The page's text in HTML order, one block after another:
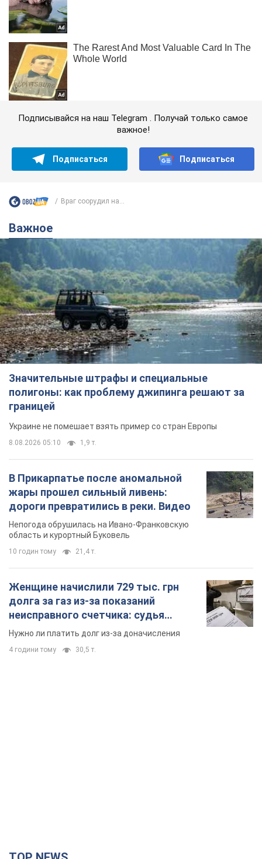
Подписывайся на наш Telegram . Получай только самое
важное!
Подписаться Подписаться
Враг соорудил на...
Важное
Значительные штрафы и специальные
полигоны: как проблему джипинга решают за
границей
Украине не помешает взять пример со стран Европы
8.08.2026 05:10 1,9 т.
В Прикарпатье после аномальной
жары прошел сильный ливень:
дороги превратились в реки. Видео
Непогода обрушилась на Ивано-Франковскую
область и курортный Буковель
10 годин тому 21,4 т.
Женщине начислили 729 тыс. грн
долга за газ из-за показаний
неисправного счетчика: судья
вынес неожиданное решение
Нужно ли платить долг из-за доначисления
4 години тому 30,5 т.